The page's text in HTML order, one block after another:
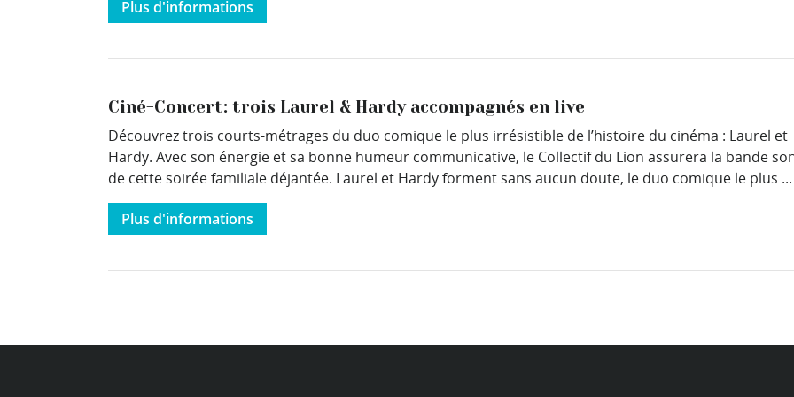
Plus d'informations
Ciné-Concert: trois Laurel & Hardy accompagnés en live
Découvrez trois courts-métrages du duo comique le plus irrésistible de l’histoire du cinéma : Laurel et
Hardy. Avec son énergie et sa bonne humeur communicative, le Collectif du Lion assurera la bande
de cette soirée familiale déjantée. Laurel et Hardy forment sans aucun doute, le duo comique le plus ...
Plus d'informations